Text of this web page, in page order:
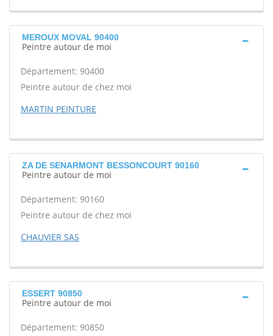
MEROUX MOVAL 90400
Peintre autour de moi
Département: 90400
Peintre autour de chez moi
MARTIN PEINTURE
ZA DE SENARMONT BESSONCOURT 90160
Peintre autour de moi
Département: 90160
Peintre autour de chez moi
CHAUVIER SAS
ESSERT 90850
Peintre autour de moi
Département: 90850